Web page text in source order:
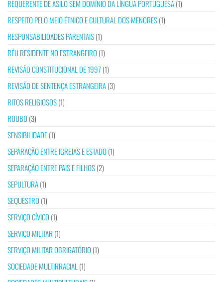
REQUERENTE DE ASILO SEM DOMÍNIO DA LÍNGUA PORTUGUESA(1)
RESPEITO PELO MEIO ÉTNICO E CULTURAL DOS MENORES(1)
RESPONSABILIDADES PARENTAIS(1)
RÉU RESIDENTE NO ESTRANGEIRO (1)
REVISÃO CONSTITUCIONAL DE 1997 (1)
REVISÃO DE SENTENÇA ESTRANGEIRA(3)
RITOS RELIGIOSOS(1)
ROUBO (3)
SENSIBILIDADE(1)
SEPARAÇÃO ENTRE IGREJAS E ESTADO (1)
SEPARAÇÃO ENTRE PAIS E FILHOS(2)
SEPULTURA(1)
SEQUESTRO (1)
SERVIÇO CÍVICO (1)
SERVIÇO MILITAR (1)
SERVIÇO MILITAR OBRIGATÓRIO (1)
SOCIEDADE MULTIRRACIAL (1)